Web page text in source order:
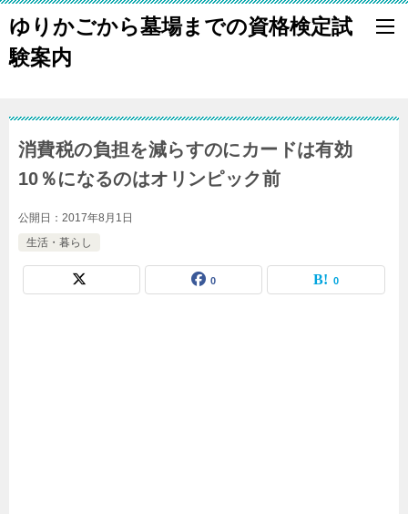
ゆりかごから墓場までの資格検定試
験案内
消費税の負担を減らすのにカードは有効
10％になるのはオリンピック前
公開日： 2017年8月1日
生活・暮らし
0 0